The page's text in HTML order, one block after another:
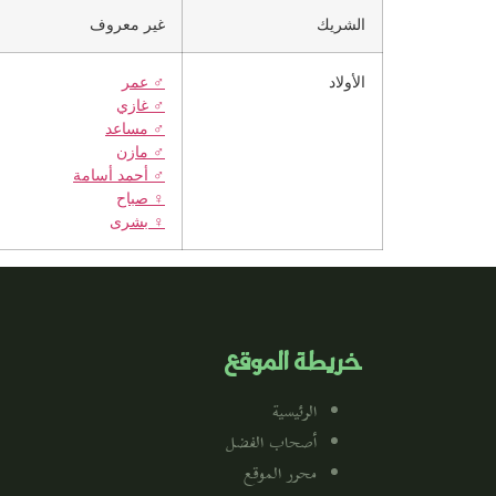
الشريك غير معروف
الأولاد ♂️ عمر
♂️ غازي
♂️ مساعد
♂️ مازن
♂️ أحمد أسامة
♀️ صباح
♀️ بشرى
خريطة الموقع
الرئيسية
أصحاب الفضل
محرر الموقع